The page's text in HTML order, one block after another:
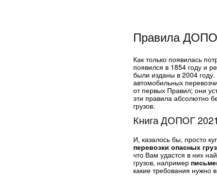
Правила
Как только появилась
появился в 1854 году и
были изданы в 2004
автомобильных
от первых Правил; они
эти правила абсолютно
грузов.
Книга ДОПОГ
И, казалось бы, просто
перевозки опасных
что Вам удастся в них
грузов, например
какие требования нужно